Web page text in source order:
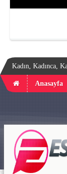
Kadın, Kadınca,
Anasayfa